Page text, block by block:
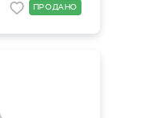
ПРОДАНО